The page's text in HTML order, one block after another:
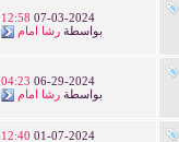
07-03-2024
12:58
بواسطةرشا امام
06-29-2024
04:23
بواسطةرشا امام
01-07-2024
12:40